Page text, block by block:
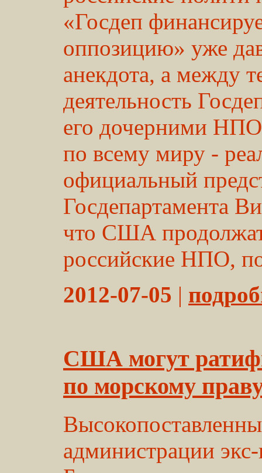
«Госдеп
оппозицию» уже
анекдота, а между
деятельность
его дочерними НПО
по всему миру -
официальный
Госдепартамента
что США
российские НПО,
2012-07-05 |
США могут
по морскому
администрации